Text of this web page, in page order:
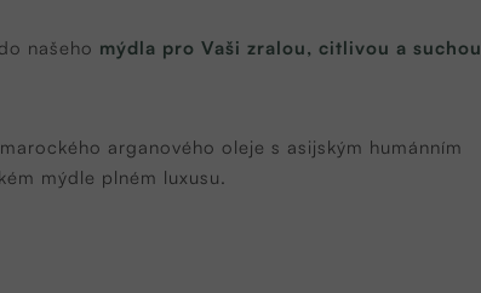
našeho mýdla pro Vaši zralou, citlivou a suchou
arganového oleje s asijským humánním
mýdle plném luxusu.